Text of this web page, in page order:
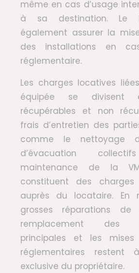
même en cas d’usage
à sa destination. Le
également assurer la
des installations en
réglementaire.
Les charges locatives
équipée se divisent
récupérables et non
frais d’entretien des
comme le nettoyage
d’évacuation
maintenance de la
constituent des charges
auprès du locataire. En
grosses réparations de
remplacement des
principales et les mises
réglementaires
exclusive du propriétaire.